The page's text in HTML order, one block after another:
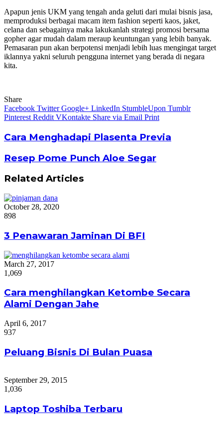
Apapun jenis UKM yang tengah anda geluti dari mulai bisnis jasa,
memproduksi berbagai macam item fashion seperti kaos, jaket,
celana dan sebagainya maka lakukanlah strategi promosi bersama
gopher agar mudah dalam meraup keuntungan yang lebih banyak.
Pemasaran pun akan berpotensi menjadi lebih luas mengingat target
iklannya yakni seluruh pengguna internet yang berada di negara
kita.
Share
Facebook Twitter Google+ LinkedIn StumbleUpon Tumblr
Pinterest Reddit VKontakte Share via Email Print
Cara Menghadapi Plasenta Previa
Resep Pome Punch Aloe Segar
Related Articles
October 28, 2020
898
3 Penawaran Jaminan Di BFI
March 27, 2017
1,069
Cara menghilangkan Ketombe Secara
Alami Dengan Jahe
April 6, 2017
937
Peluang Bisnis Di Bulan Puasa
September 29, 2015
1,036
Laptop Toshiba Terbaru